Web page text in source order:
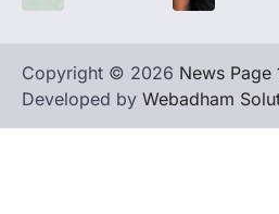
Copyright © 2026 News Page
Developed by Webadham